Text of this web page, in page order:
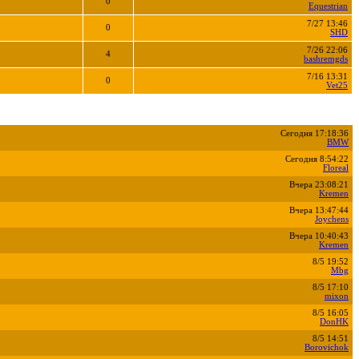
Equestrian
0
7/27 13:46
SHD
4
7/26 22:06
bashremgds
0
7/16 13:31
Vet25
Сегодня 17:18:36
BMW
Сегодня 8:54:22
Floreal
Вчера 23:08:21
Kremen
Вчера 13:47:44
Joychens
Вчера 10:40:43
Kremen
8/5 19:52
Mbg
8/5 17:10
mixon
8/5 16:05
DonHK
8/5 14:51
Borovichok